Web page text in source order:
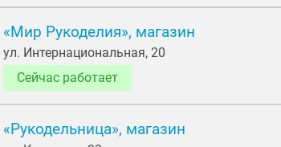
«Мир Рукоделия», магазин
ул. Интернациональная, 20
Сейчас работает
«Рукодельница», магазин